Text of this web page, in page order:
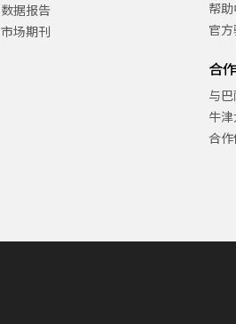
数据报告
市场期刊
帮
官
合
与
牛
合